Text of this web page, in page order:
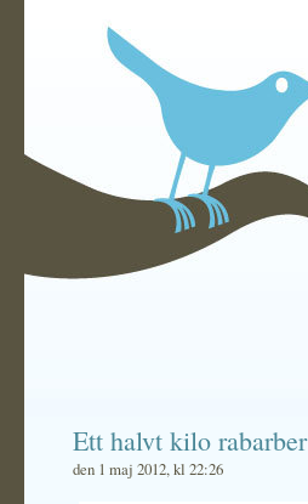
Ett halvt kilo rabarber
den 1 maj 2012, kl 22:26